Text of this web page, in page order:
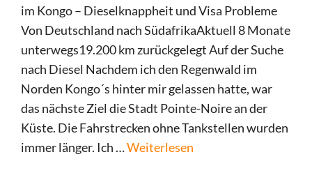
im Kongo – Dieselknappheit und Visa Probleme
Von Deutschland nach SüdafrikaAktuell 8 Monate
unterwegs19.200 km zurückgelegt Auf der Suche
nach Diesel Nachdem ich den Regenwald im
Norden Kongo´s hinter mir gelassen hatte, war
das nächste Ziel die Stadt Pointe-Noire an der
Küste. Die Fahrstrecken ohne Tankstellen wurden
immer länger. Ich …Weiterlesen